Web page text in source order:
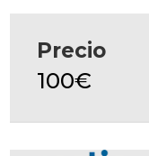
Precio
100€